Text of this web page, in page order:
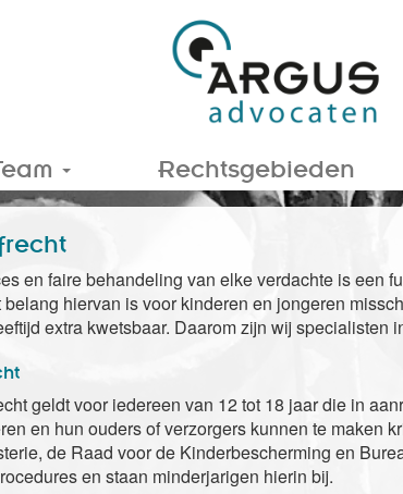
Rechtsgebieden
en faire behandeling van elke verdachte is een
belang hiervan is voor kinderen en jongeren
extra kwetsbaar. Daarom zijn wij specialisten
geldt voor iedereen van 12 tot 18 jaar die in
en hun ouders of verzorgers kunnen te maken
de Raad voor de Kinderbescherming en
en staan minderjarigen hierin bij.